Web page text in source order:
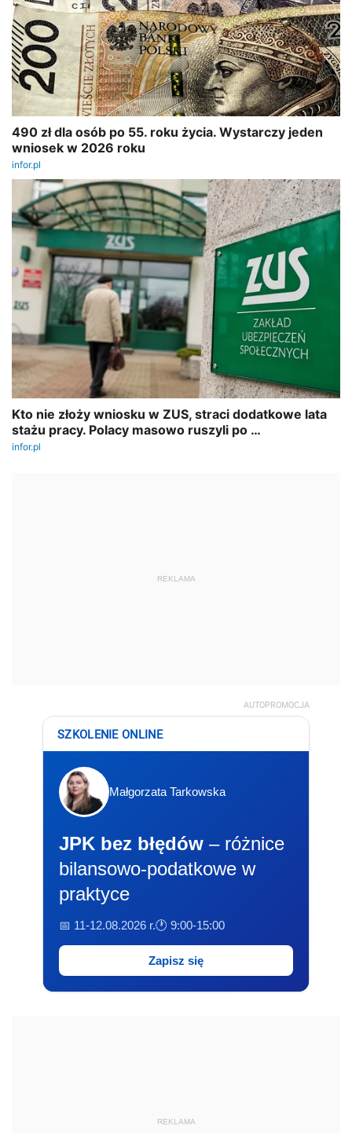
REKLAMA
AUTOPROMOCJA
SZKOLENIE ONLINE
Małgorzata Tarkowska
JPK bez błędów – różnice
bilansowo-podatkowe w
praktyce
📅 11-12.08.2026 r.🕐 9:00-15:00
Zapisz się
REKLAMA